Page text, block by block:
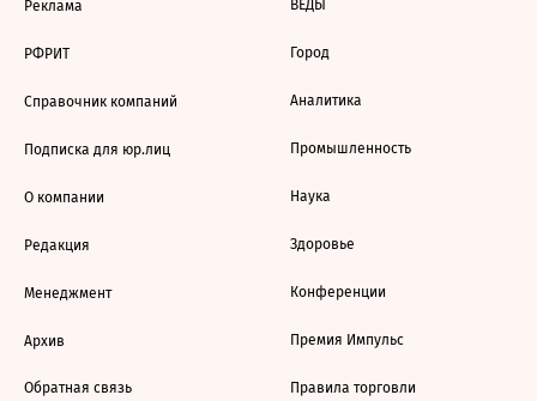
Реклама
РФРИТ
Справочник компаний
Подписка для юр.лиц
О компании
Редакция
Менеджмент
Архив
Обратная связь
ВЕДЫ
Город
Аналитика
Промышленность
Наука
Здоровье
Конференции
Премия Импульс
Правила торговли